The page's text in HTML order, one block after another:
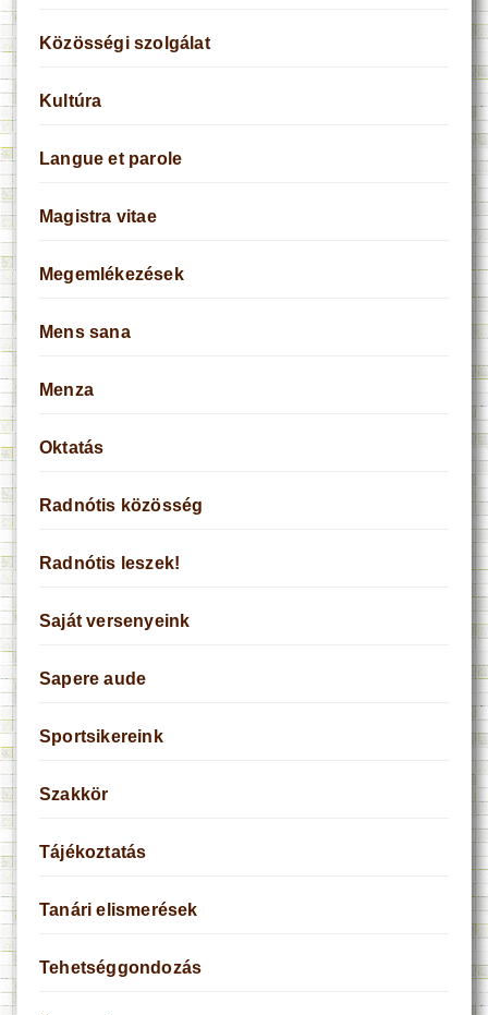
Közösségi szolgálat
Kultúra
Langue et parole
Magistra vitae
Megemlékezések
Mens sana
Menza
Oktatás
Radnótis közösség
Radnótis leszek!
Saját versenyeink
Sapere aude
Sportsikereink
Szakkör
Tájékoztatás
Tanári elismerések
Tehetséggondozás